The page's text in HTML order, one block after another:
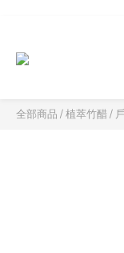
全部商品 /植萃竹醋/